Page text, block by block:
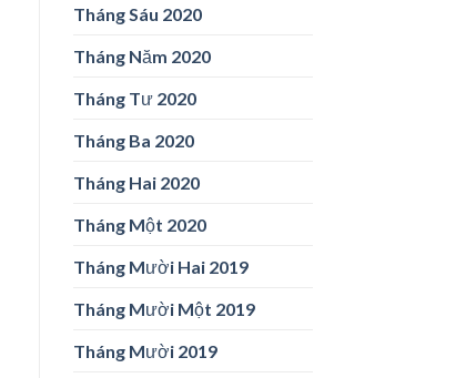
Tháng Sáu 2020
Tháng Năm 2020
Tháng Tư 2020
Tháng Ba 2020
Tháng Hai 2020
Tháng Một 2020
Tháng Mười Hai 2019
Tháng Mười Một 2019
Tháng Mười 2019